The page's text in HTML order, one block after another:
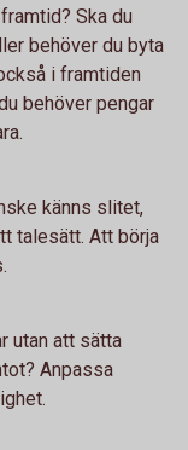
Ska du
behöver du byta
i framtiden
behöver pengar
känns slitet,
talesätt. Att börja
utan att sätta
Anpassa